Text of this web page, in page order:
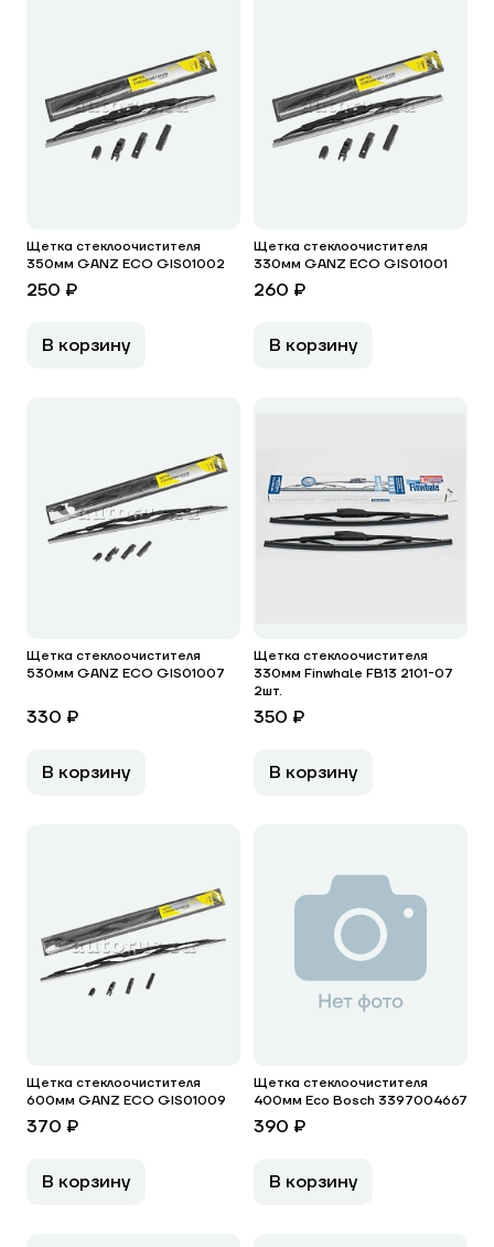
Щетка стеклоочистителя
350мм GANZ ECO GIS01002
250 ₽
В корзину
Щетка стеклоочистителя
330мм GANZ ECO GIS01001
260 ₽
В корзину
Щетка стеклоочистителя
530мм GANZ ECO GIS01007
330 ₽
В корзину
Щетка стеклоочистителя
330мм Finwhale FB13 2101-07
2шт.
350 ₽
В корзину
Щетка стеклоочистителя
600мм GANZ ECO GIS01009
370 ₽
В корзину
Щетка стеклоочистителя
400мм Eco Bosch 3397004667
390 ₽
В корзину